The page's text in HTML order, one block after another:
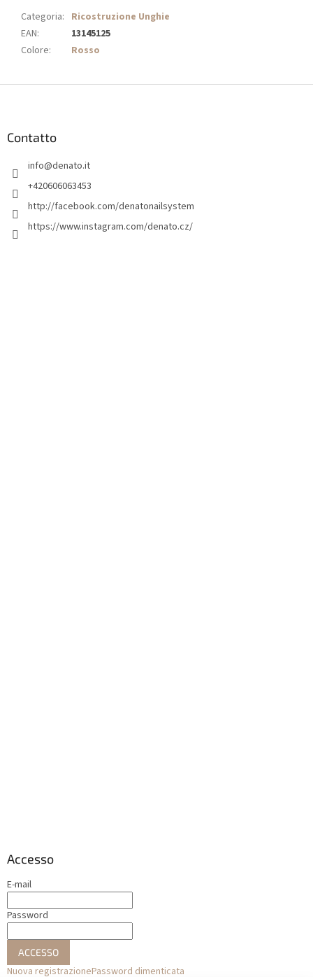
Categoria: Ricostruzione Unghie
EAN:
13145125
Colore: Rosso
Contatto
info@denato.it
+420606063453
http://facebook.com/denatonailsystem
https://www.instagram.com/denato.cz/
Accesso
E-mail
Password
ACCESSO
Nuova registrazionePassword dimenticata